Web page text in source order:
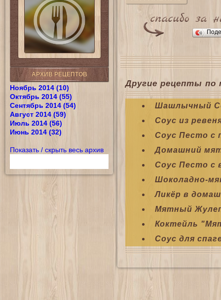
АРХИВ РЕЦЕПТОВ
Ноябрь 2014 (10)
Октябрь 2014 (55)
Сентябрь 2014 (54)
Август 2014 (59)
Июль 2014 (56)
Июнь 2014 (32)
Показать / скрыть весь архив
Другие рецепты по
Шашлычный
Соус из
Соус Песто с
Домашний
Соус Песто с
Шоколадно-
Ликёр в
Мятный
Коктейль
Соус для